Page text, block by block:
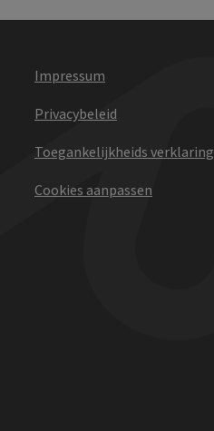
Impressum
Privacybeleid
Toegankelijkheids verklaring
Cookies aanpassen